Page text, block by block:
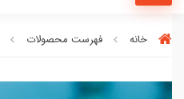
خانه فهرست محصولات